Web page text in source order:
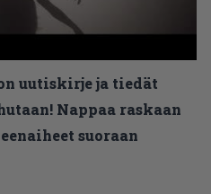
uutiskirje ja tiedät
Nappaa raskaan
suoraan